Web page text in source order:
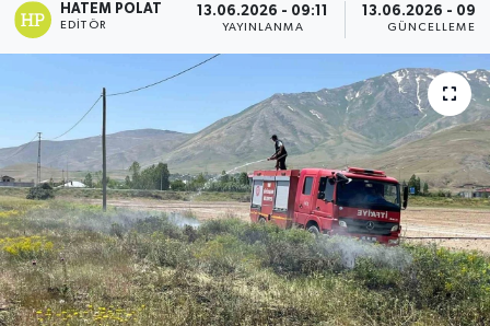
HATEM POLAT
EDITÖR
13.06.2026 - 09:11
YAYINLANMA
13.06.2026 -
GÜNCELLEME